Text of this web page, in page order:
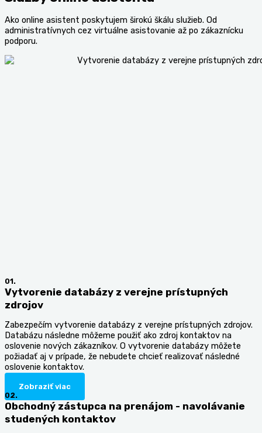
Ako online asistent poskytujem širokú škálu služieb. Od
administratívnych cez virtuálne asistovanie až po zákaznícku
podporu.
01.
Vytvorenie databázy z verejne prístupných
zdrojov
Zabezpečím vytvorenie databázy z verejne prístupných zdrojov.
Databázu následne môžeme použiť ako zdroj kontaktov na
oslovenie nových zákazníkov. O vytvorenie databázy môžete
požiadať aj v prípade, že nebudete chcieť realizovať následné
oslovenie kontaktov.
Zobraziť viac
02.
Obchodný zástupca na prenájom - navolávanie
studených kontaktov